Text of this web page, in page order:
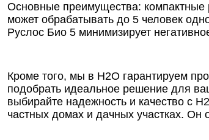
Основные преимущества: компактные
может обрабатывать до 5 человек
Руслос Био 5 минимизирует
Кроме того, мы в Н2О гарантируем
подобрать идеальное решение для
выбирайте надежность и качество с
частных домах и дачных участках.